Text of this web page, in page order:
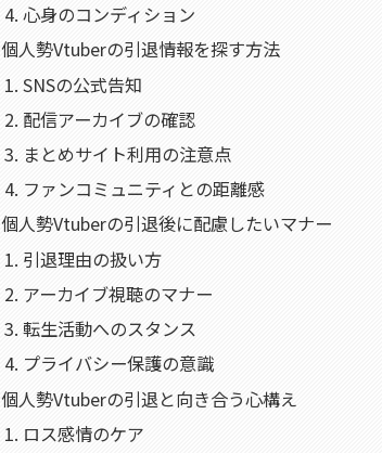
心身のコンディション
個人勢Vtuberの引退情報を探す方法
SNSの公式告知
配信アーカイブの確認
まとめサイト利用の注意点
ファンコミュニティとの距離感
個人勢Vtuberの引退後に配慮したいマナー
引退理由の扱い方
アーカイブ視聴のマナー
転生活動へのスタンス
プライバシー保護の意識
個人勢Vtuberの引退と向き合う心構え
ロス感情のケア